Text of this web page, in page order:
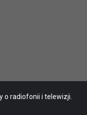
o radiofonii i telewizji.